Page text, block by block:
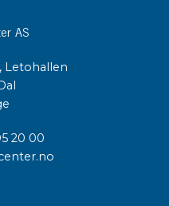
AS
Letohallen
20 00